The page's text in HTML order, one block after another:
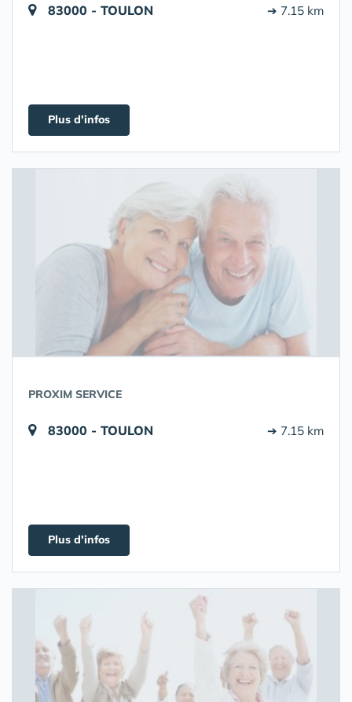
83000 - TOULON ➔ 7.15 km
Plus d'infos
PROXIM SERVICE
83000 - TOULON ➔ 7.15 km
Plus d'infos